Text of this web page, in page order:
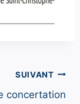
SUIVANT
concertation